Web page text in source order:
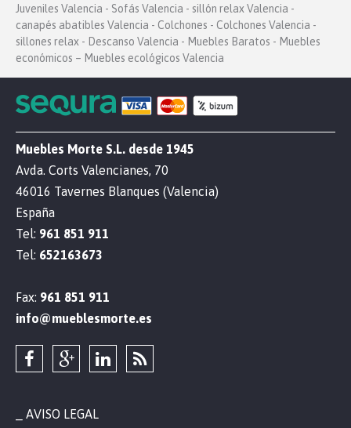
Juveniles Valencia - Sofás Valencia - sillón relax Valencia -
canapés abatibles Valencia - Colchones - Colchones Valencia -
sillones relax - Descanso Valencia - Muebles Baratos - Muebles
económicos – Muebles ecológicos Valencia
Muebles Morte S.L. desde 1945
Avda. Corts Valencianes, 70
46016 Tavernes Blanques (Valencia)
España
Tel: 961 851 911
Tel: 652163673
Fax: 961 851 911
info@mueblesmorte.es
AVISO LEGAL